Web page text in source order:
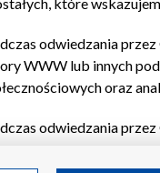
odwiedzania przez
WWW lub innych
oraz
odwiedzania